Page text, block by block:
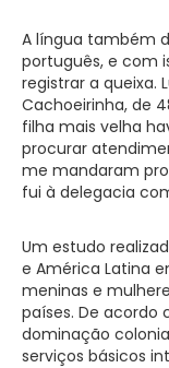
A língua também
português, e com
registrar a queixa.
Cachoeirinha, de
filha mais velha
procurar
me mandaram
fui à delegacia
Um estudo
e América Latina
meninas e
países. De acordo
dominação
serviços básicos